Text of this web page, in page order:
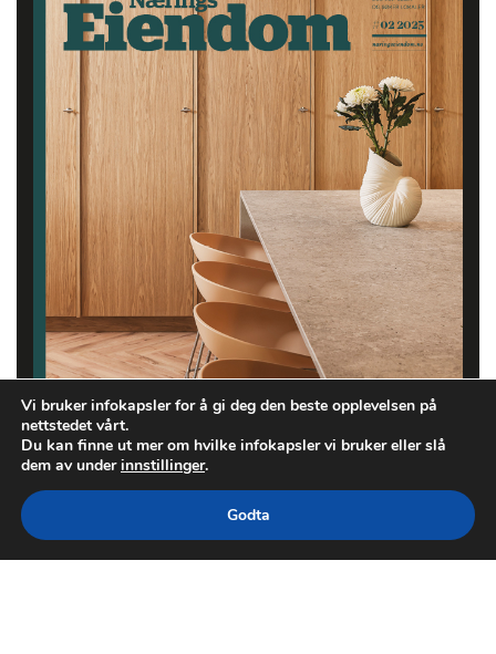
Vi bruker infokapsler for å gi deg den beste opplevelsen på
nettstedet vårt.
Du kan finne ut mer om hvilke infokapsler vi bruker eller slå
dem av underinnstillinger.
Godta